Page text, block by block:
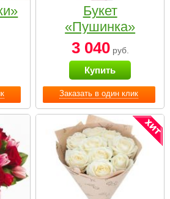
Заказать в один клик
Букет
«Пушинка»
3 040руб.
Купить